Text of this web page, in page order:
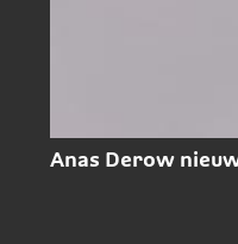
Anas Derow